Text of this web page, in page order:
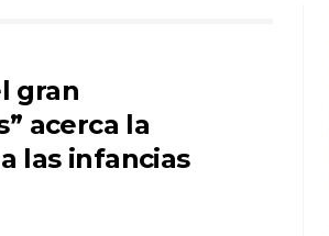
gran
acerca la
las infancias